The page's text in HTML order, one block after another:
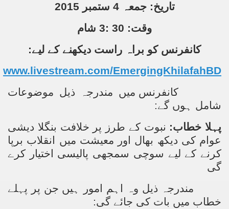
تاریخ: جمعہ 4 ستمبر 2015
وقت: 30 :3 شام
کانفرنس کو براہ راست دیکھنے کے لیے:
www.livestream.com/EmergingKhilafahBD
کانفرنس میں مندرجہ ذیل موضوعات
شامل ہوں گے:
پہلا خطاب: نبوت کے طرز پر خلافت بنگلا دیشی
عوام کی دیکھ بھال اور معیشت میں انقلاب برپا
کرنے کے لیے سوچی سمجھی پالیسی اختیار کرے
گی
مندرجہ ذیل وہ اہم امور ہیں جن پر پہلے
خطاب میں بات کی جائے گی: